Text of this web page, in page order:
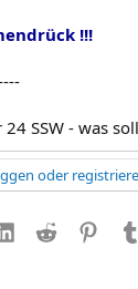
!!!
SSW - was
oder
LinkedIn
Reddit